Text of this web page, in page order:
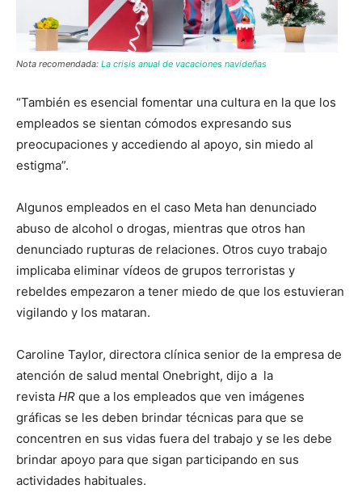
Nota recomendada: La crisis anual de vacaciones navideñas
“También es esencial fomentar una cultura en la que los
empleados se sientan cómodos expresando sus
preocupaciones y accediendo al apoyo, sin miedo al
estigma”.
Algunos empleados en el caso Meta han denunciado
abuso de alcohol o drogas, mientras que otros han
denunciado rupturas de relaciones. Otros cuyo trabajo
implicaba eliminar vídeos de grupos terroristas y
rebeldes empezaron a tener miedo de que los estuvieran
vigilando y los mataran.
Caroline Taylor, directora clínica senior de la empresa de
atención de salud mental Onebright, dijo a la
revista HR que a los empleados que ven imágenes
gráficas se les deben brindar técnicas para que se
concentren en sus vidas fuera del trabajo y se les debe
brindar apoyo para que sigan participando en sus
actividades habituales.